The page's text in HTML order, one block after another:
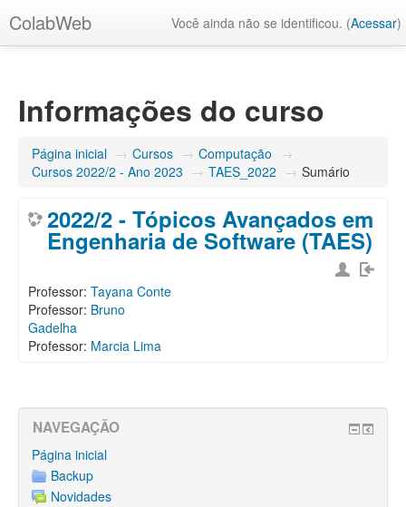
ColabWeb Você ainda não se identificou. (Acessar)
Informações do curso
Página inicial → Cursos → Computação →
Cursos 2022/2 - Ano 2023 → TAES_2022 → Sumário
2022/2 - Tópicos Avançados em
Engenharia de Software (TAES)
Professor: Tayana Conte
Professor: Bruno
Gadelha
Professor: Marcia Lima
NAVEGAÇÃO
Página inicial
Backup
Novidades